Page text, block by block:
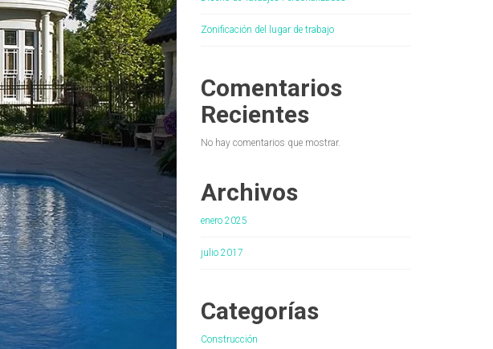
Zonificación del lugar de trabajo
Comentarios
Recientes
No hay comentarios que mostrar.
Archivos
enero 2025
julio 2017
Categorías
Construcción